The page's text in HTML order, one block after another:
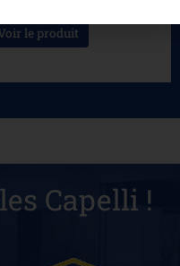
le produit
Capelli !